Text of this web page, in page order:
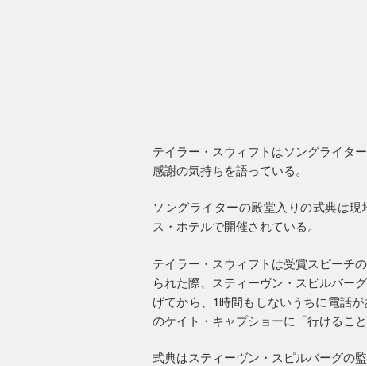
テイラー・スウィフトはソングライタ
感謝の気持ちを語っている。
ソングライターの殿堂入りの式典は
ス・ホテルで開催されている。
テイラー・スウィフトは受賞スピーチ
られた際、スティーヴン・スピルバー
げてから、1時間もしないうちに電話
のケイト・キャプショーに「行けるこ
式典はスティーヴン・スピルバーグの